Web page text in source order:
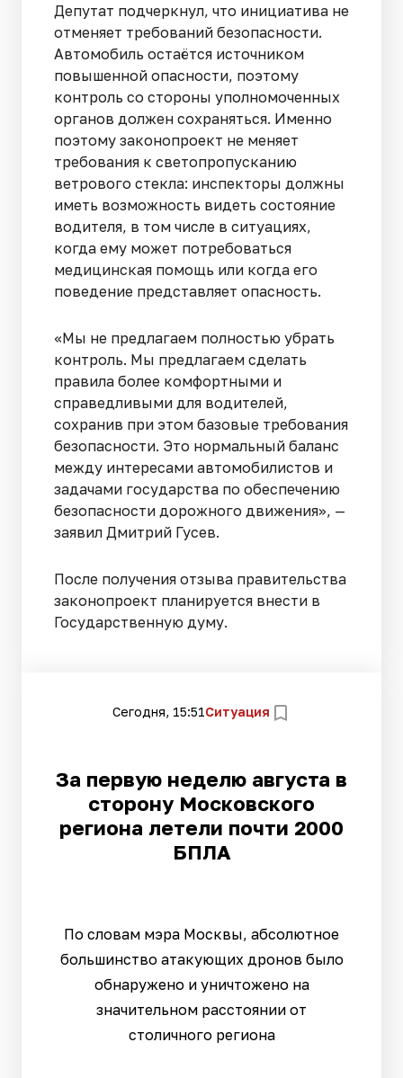
Депутат подчеркнул, что инициатива не
отменяет требований безопасности.
Автомобиль остаётся источником
повышенной опасности, поэтому
контроль со стороны уполномоченных
органов должен сохраняться. Именно
поэтому законопроект не меняет
требования к светопропусканию
ветрового стекла: инспекторы должны
иметь возможность видеть состояние
водителя, в том числе в ситуациях,
когда ему может потребоваться
медицинская помощь или когда его
поведение представляет опасность.
«Мы не предлагаем полностью убрать
контроль. Мы предлагаем сделать
правила более комфортными и
справедливыми для водителей,
сохранив при этом базовые требования
безопасности. Это нормальный баланс
между интересами автомобилистов и
задачами государства по обеспечению
безопасности дорожного движения», —
заявил Дмитрий Гусев.
После получения отзыва правительства
законопроект планируется внести в
Государственную думу.
Сегодня, 15:51Ситуация
За первую неделю августа в
сторону Московского
региона летели почти 2000
БПЛА
По словам мэра Москвы, абсолютное
большинство атакующих дронов было
обнаружено и уничтожено на
значительном расстоянии от
столичного региона